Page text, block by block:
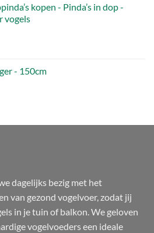
kopen - Pinda’s in dop -
vogels
- 150cm
dagelijks bezig met het
van gezond vogelvoer, zodat jij
in je tuin of balkon. We geloven
vogelvoeders een ideale